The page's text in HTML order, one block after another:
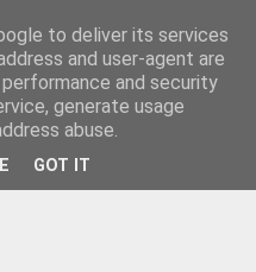
to deliver its services
and user-agent are
and security
generate usage
abuse.
GOT IT